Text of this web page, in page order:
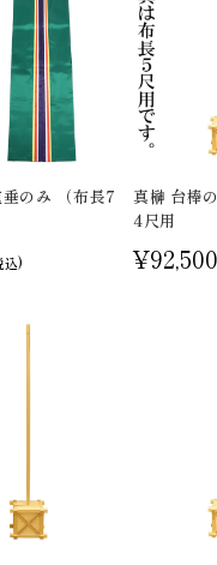
のみ （布長7
込)
真榊 台棒
4尺用
¥92,500